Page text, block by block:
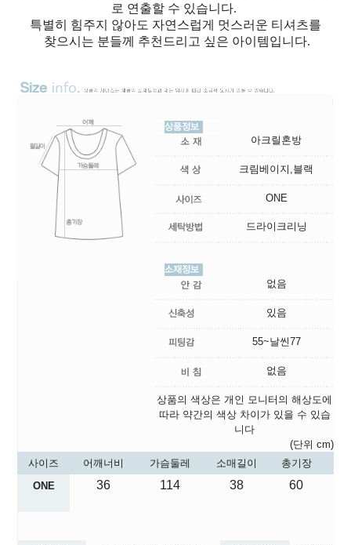
로 연출할 수 있습니다.
특별히 힘주지 않아도 자연스럽게 멋스러운 티셔츠를
찾으시는 분들께 추천드리고 싶은 아이템입니다.
아크릴혼방
크림베이지,블랙
ONE
드라이크리닝
없음
있음
55~날씬77
없음
상품의 색상은 개인 모니터의 해상도에
따라 약간의 색상 차이가 있을 수 있습
니다
(단위 cm)
사이즈
어깨너비 가슴둘레 소매길이
총기장
ONE
36 114 38 60